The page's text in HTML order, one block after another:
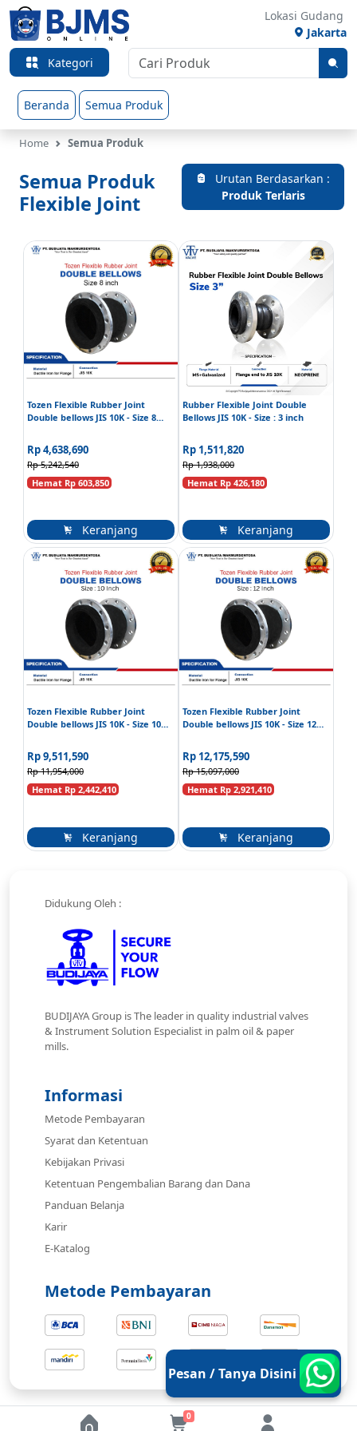
Lokasi Gudang
Jakarta
Kategori
Beranda Semua Produk
Home Semua Produk
Semua Produk
Flexible Joint
Urutan Berdasarkan :
Produk Terlaris
Tozen Flexible Rubber Joint
Double bellows JIS 10K - Size 8
Rp 4,638,690
Rp 5,242,540
Hemat Rp 603,850
Keranjang
Rubber Flexible Joint Double
Bellows JIS 10K - Size : 3 inch
Rp 1,511,820
Rp 1,938,000
Hemat Rp 426,180
Keranjang
Tozen Flexible Rubber Joint
Double bellows JIS 10K - Size 10
Rp 9,511,590
Rp 11,954,000
Hemat Rp 2,442,410
Keranjang
Tozen Flexible Rubber Joint
Double bellows JIS 10K - Size 12
Rp 12,175,590
Rp 15,097,000
Hemat Rp 2,921,410
Keranjang
Didukung Oleh :
BUDIJAYA Group is The leader in quality industrial valves
& Instrument Solution Especialist in palm oil & paper
mills.
Informasi
Metode Pembayaran
Syarat dan Ketentuan
Kebijakan Privasi
Ketentuan Pengembalian Barang dan Dana
Panduan Belanja
Karir
E-Katalog
Metode Pembayaran
Pesan / Tanya Disini
0